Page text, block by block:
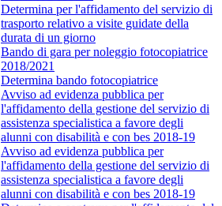
Determina per l'affidamento del servizio di
trasporto relativo a visite guidate della
durata di un giorno
Bando di gara per noleggio fotocopiatrice
2018/2021
Determina bando fotocopiatrice
Avviso ad evidenza pubblica per
l'affidamento della gestione del servizio di
assistenza specialistica a favore degli
alunni con disabilità e con bes 2018-19
Avviso ad evidenza pubblica per
l'affidamento della gestione del servizio di
assistenza specialistica a favore degli
alunni con disabilità e con bes 2018-19